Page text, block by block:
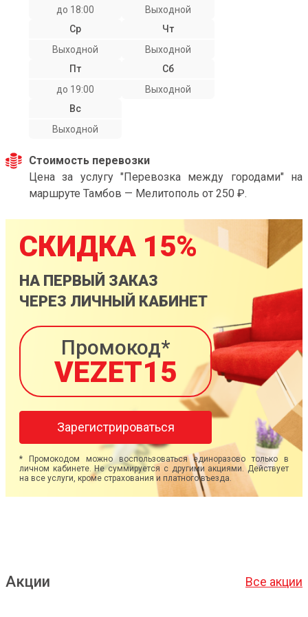
до 18:00
Выходной
Ср
Выходной
Чт
Выходной
Пт
до 19:00
Сб
Выходной
Вс
Выходной
Стоимость перевозки
Цена за услугу "Перевозка между городами" на
маршруте Тамбов — Мелитополь от 250 ₽.
СКИДКА 15%
НА ПЕРВЫЙ ЗАКАЗ
ЧЕРЕЗ ЛИЧНЫЙ КАБИНЕТ
Промокод*
VEZET15
Зарегистрироваться
* Промокодом можно воспользоваться единоразово только в
личном кабинете. Не суммируется с другими акциями. Действует
на все услуги, кроме страхования и платного въезда.
Акции Все акции